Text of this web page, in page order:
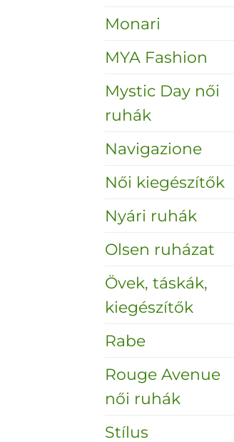
Monari
MYA Fashion
Mystic Day női
ruhák
Navigazione
Női kiegészítők
Nyári ruhák
Olsen ruházat
Övek, táskák,
kiegészítők
Rabe
Rouge Avenue
női ruhák
Stílus